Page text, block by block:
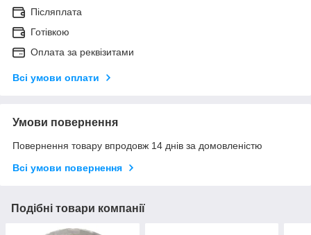
Післяплата
Готівкою
Оплата за реквізитами
Всі умови оплати
Умови повернення
Повернення товару впродовж 14 днів за домовленістю
Всі умови повернення
Подібні товари компанії